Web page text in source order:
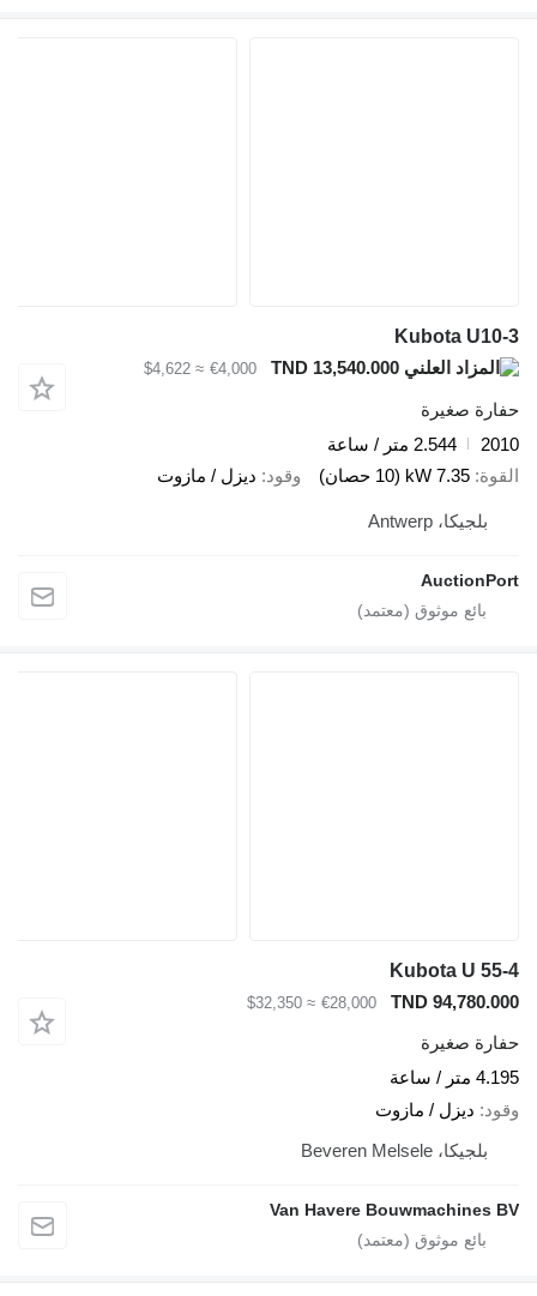
Kubota U10-3
€4,000
≈ $4,622
حفارة صغيرة
2010
2.544 متر / ساعة
القوة 7.35 kW (10 حصان) وقود ديزل / مازوت
بلجيكا، Antwerp
AuctionPort
Kubota U 55-4
TND 94,780.000
€28,000
≈ $32,350
حفارة صغيرة
4.195 متر / ساعة
وقود ديزل / مازوت
بلجيكا، Beveren Melsele
Van Havere Bouwmachines BV